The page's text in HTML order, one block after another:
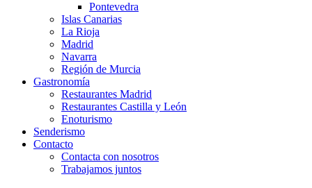
Pontevedra
Islas Canarias
La Rioja
Madrid
Navarra
Región de Murcia
Gastronomía
Restaurantes Madrid
Restaurantes Castilla y León
Enoturismo
Senderismo
Contacto
Contacta con nosotros
Trabajamos juntos